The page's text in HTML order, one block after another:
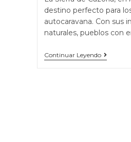
destino perfecto para
autocaravana. Con sus
naturales, pueblos con
Continuar Leyendo